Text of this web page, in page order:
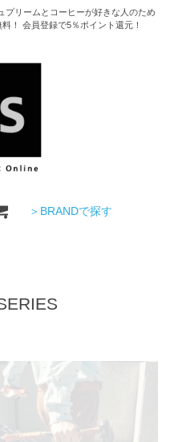
プリームとコーヒーが好きな人のため
！ 会員登録で5％ポイント還元！
＞BRANDで探す